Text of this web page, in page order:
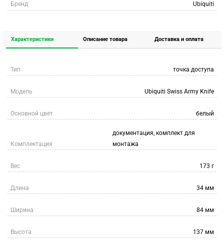
Бренд Ubiquiti
Характеристики Описание товара Доставка и оплата
Тип точка доступа
Модель Ubiquiti Swiss Army Knife
Основной цвет белый
Комплектация
документация, комплект для
монтажа
Вес 173 г
Длина 34 мм
Ширина 84 мм
Высота 137 мм